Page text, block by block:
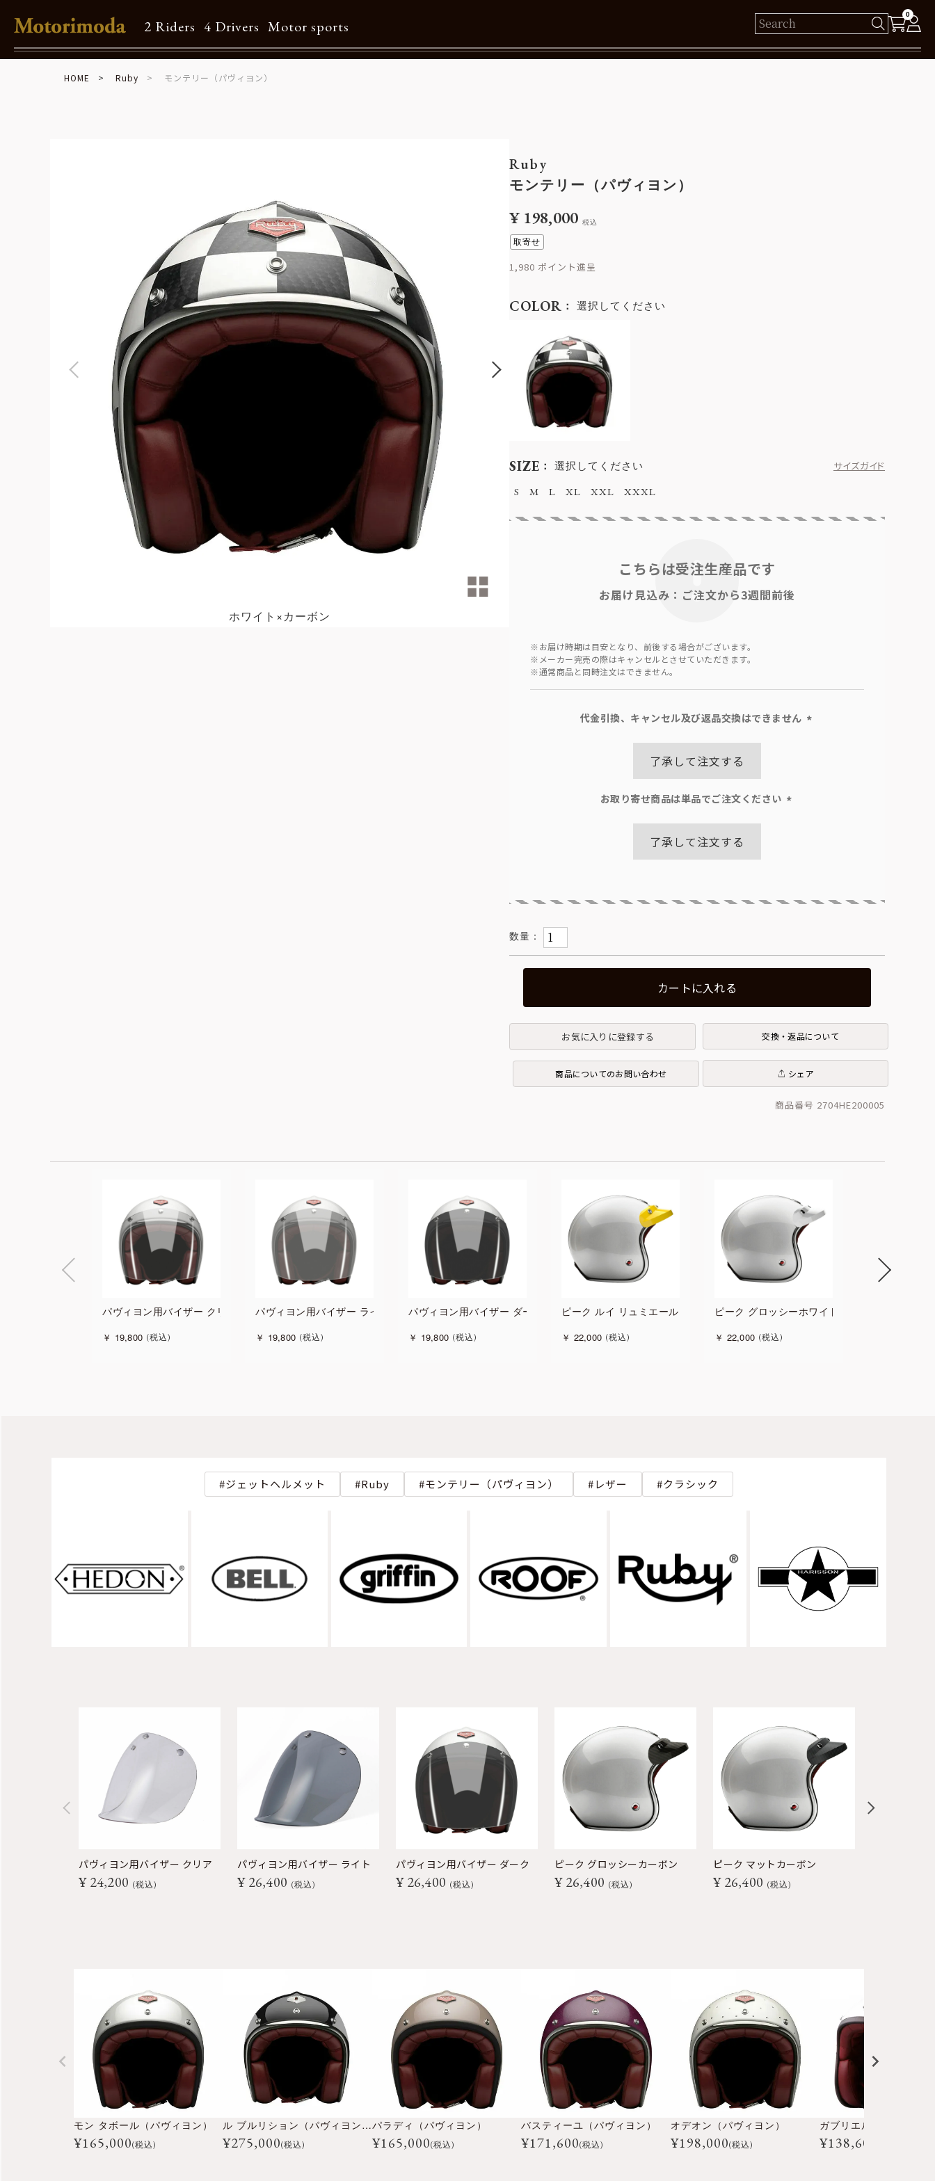
2 Riders 4 Drivers Motor sports
0
Shop Info
リクルート
HOME Ruby モンテリー（パヴィヨン）
ホワイト×カーボン
Ruby
モンテリー（パヴィヨン）
¥ 198,000 税込
取寄せ
1,980
SIZE 選択してください
サイズガイド
S
M L XL XXL XXXL
COLOR 選択してください
こちらは受注生産品です
お届け見込み：ご注文から3週間前後
※お届け時期は目安となり、前後する場合がございます。
※メーカー完売の際はキャンセルとさせていただきます。
※通常商品と同時注文はできません。
代金引換、キャンセル及び返品交換はできません
了承して注文する
お取り寄せ商品は単品でご注文ください
了承して注文する
カートに入れる
お気に入りに登録する 交換・返品について
商品についてのお問い合わせ シェア
商品番号 2704HE200005
パヴィヨン用バイザー クリア
￥ 19,800 税込
パヴィヨン用バイザー ライト
￥ 19,800 税込
パヴィヨン用バイザー ダーク
￥ 19,800 税込
ピーク ルイ リュミエールイエロー
￥ 22,000 税込
ピーク グロッシーホワイト
￥ 22,000 税込
ジェットヘルメット Ruby モンテリー（パヴィヨン） レザー クラシック
パヴィヨン用バイザー クリア
¥ 24,200 税込
パヴィヨン用バイザー ライト
¥ 26,400 税込
パヴィヨン用バイザー ダーク
¥ 26,400 税込
ピーク グロッシーカーボン
¥ 26,400 税込
ピーク マットカーボン
¥ 26,400 税込
モン タボール（パヴィヨン）
¥165,000(税込)
ル ブルリション（パヴィヨン）
¥275,000(税込)
パラディ（パヴィヨン）
¥165,000(税込)
バスティーユ（パヴィヨン）
¥171,600(税込)
オデオン（パヴィヨン）
¥198,000(税込)
ガブリエル（パヴィヨ
¥138,600